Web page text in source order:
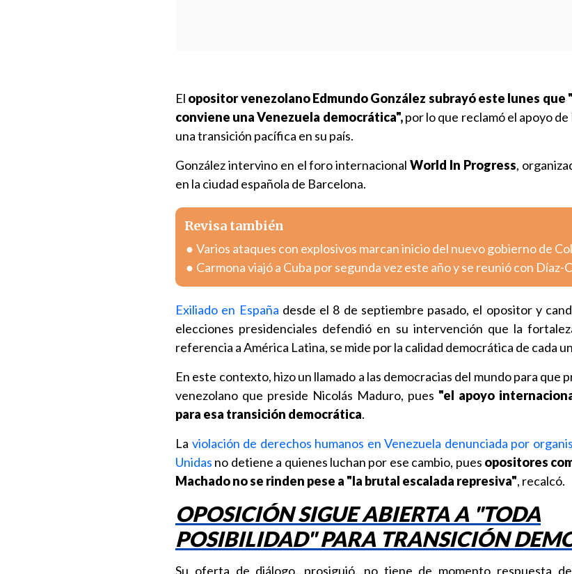
El opositor venezolano Edmundo González subrayó este lunes que
conviene una Venezuela democrática",por lo que reclamó el apoyo de
una transición pacífica en su país.
González intervino en el foro internacionalWorld In Progress,
en la ciudad española de Barcelona.
Revisa también
Varios ataques con explosivos marcan inicio del nuevo gobierno de
Carmona viajó a Cuba por segunda vez este año y se reunió con Díaz-
Exiliado en España desde el 8 de septiembre pasado, el opositor y
elecciones presidenciales defendió en su intervención que la
referencia a América Latina, se mide por la calidad democrática de cada
En este contexto, hizo un llamado a las democracias del mundo para que
venezolano que preside Nicolás Maduro, pues "el apoyo
para esa transición democrática.
La violación de derechos humanos en Venezuela denunciada por
Unidas no detiene a quienes luchan por ese cambio, pues opositores
Machado no se rinden pese a "la brutal escalada represiva", recalcó.
OPOSICIÓN SIGUE ABIERTA A "TODA
POSIBILIDAD" PARA TRANSICIÓN
Su oferta de diálogo, prosiguió, no tiene de momento respuesta